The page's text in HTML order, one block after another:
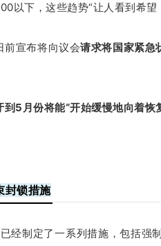
以下，这些趋势“让人看到希望
前宣布将向议会请求将国家紧急
到5月份将能“开始缓慢地向着恢
封锁措施
经制定了一系列措施，包括强